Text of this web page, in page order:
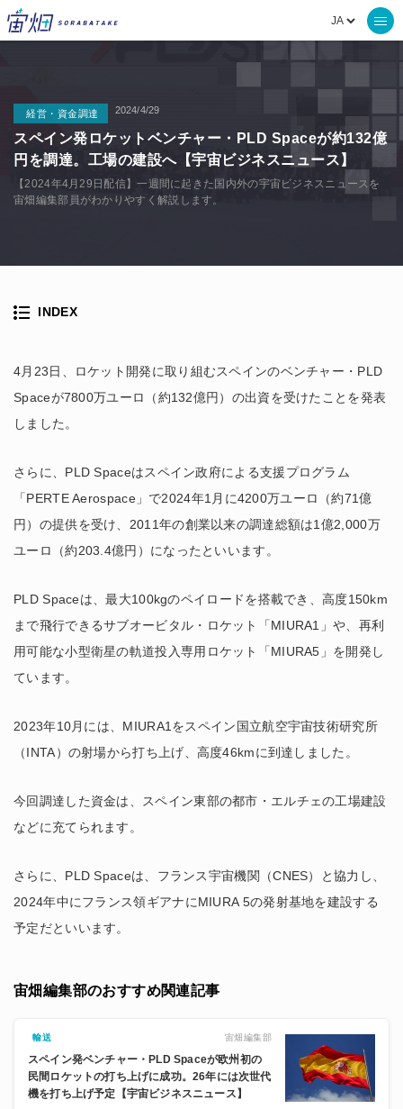
経営・資金調達 2024/4/29
スペイン発ロケットベンチャー・PLD Spaceが約132億
円を調達。工場の建設へ【宇宙ビジネスニュース】
【2024年4月29日配信】一週間に起きた国内外の宇宙ビジネスニュースを
宙畑編集部員がわかりやすく解説します。
4月23日、ロケット開発に取り組むスペインのベンチャー・PLD
Spaceが7800万ユーロ（約132億円）の出資を受けたことを発表
しました。
さらに、PLD Spaceはスペイン政府による支援プログラム
「PERTE Aerospace」で2024年1月に4200万ユーロ（約71億
円）の提供を受け、2011年の創業以来の調達総額は1億2,000万
ユーロ（約203.4億円）になったといいます。
PLD Spaceは、最大100kgのペイロードを搭載でき、高度150km
まで飛行できるサブオービタル・ロケット「MIURA1」や、再利
用可能な小型衛星の軌道投入専用ロケット「MIURA5」を開発し
ています。
2023年10月には、MIURA1をスペイン国立航空宇宙技術研究所
（INTA）の射場から打ち上げ、高度46kmに到達しました。
今回調達した資金は、スペイン東部の都市・エルチェの工場建設
などに充てられます。
さらに、PLD Spaceは、フランス宇宙機関（CNES）と協力し、
2024年中にフランス領ギアナにMIURA 5の発射基地を建設する
予定だといいます。
宙畑編集部のおすすめ関連記事
輸送 宙畑編集部
スペイン発ベンチャー・PLD Spaceが欧州初の
民間ロケットの打ち上げに成功。26年には次世代
機を打ち上げ予定【宇宙ビジネスニュース】
INDEX